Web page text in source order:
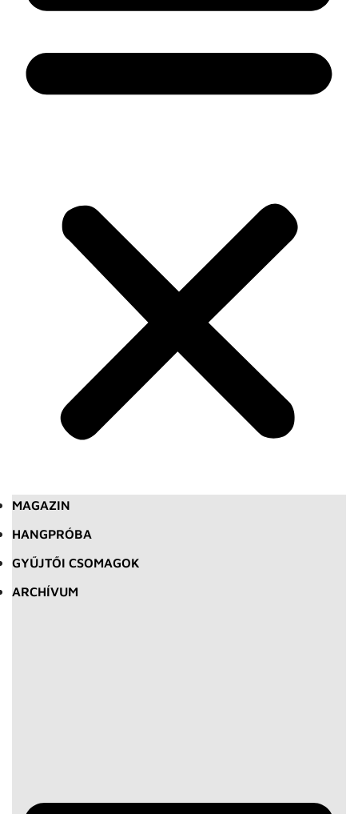
MAGAZIN
HANGPRÓBA
GYŰJTŐI CSOMAGOK
ARCHÍVUM